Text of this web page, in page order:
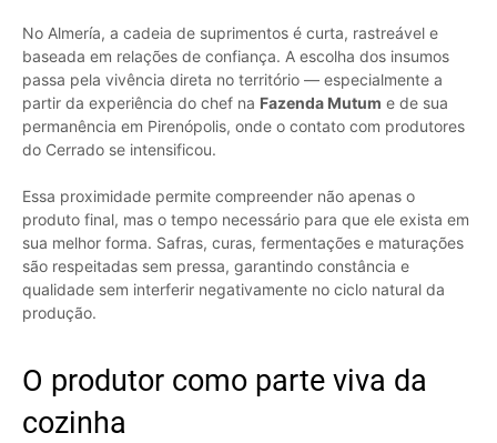
No Almería, a cadeia de suprimentos é curta, rastreável e
baseada em relações de confiança. A escolha dos insumos
passa pela vivência direta no território — especialmente a
partir da experiência do chef na Fazenda Mutum e de sua
permanência em Pirenópolis, onde o contato com produtores
do Cerrado se intensificou.
Essa proximidade permite compreender não apenas o
produto final, mas o tempo necessário para que ele exista em
sua melhor forma. Safras, curas, fermentações e maturações
são respeitadas sem pressa, garantindo constância e
qualidade sem interferir negativamente no ciclo natural da
produção.
O produtor como parte viva da
cozinha